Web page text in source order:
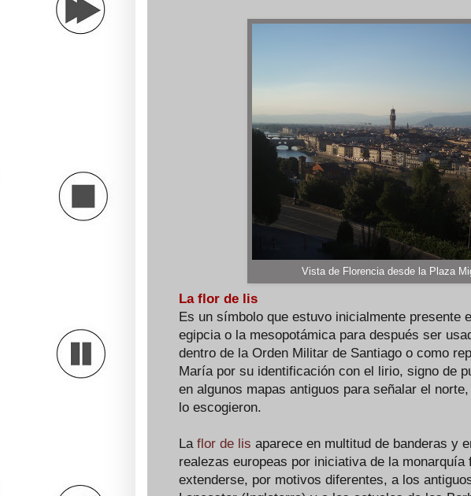
Vista de Florencia desde la Plaza
La flor de lis
Es un símbolo que estuvo inicialmente presente
egipcia o la mesopotámica para después ser
dentro de la Orden Militar de Santiago o como
María por su identificación con el lirio, signo de
en algunos mapas antiguos para señalar el
lo escogieron.
La flor de lis aparece en multitud de banderas y
realezas europeas por iniciativa de la monarquía
extenderse, por motivos diferentes, a los